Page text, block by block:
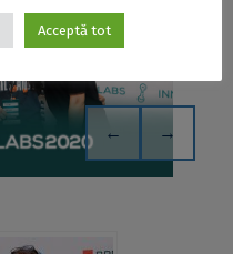
← →
Acceptă tot